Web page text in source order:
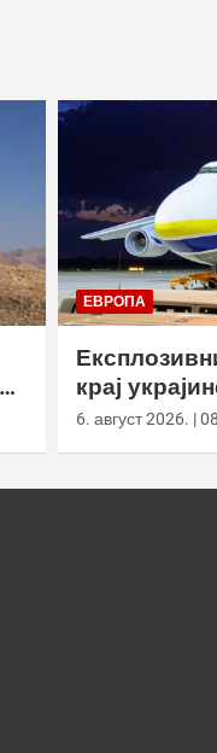
ЕВРОПА
крај
аеродрому у
6. август 2026. |